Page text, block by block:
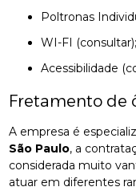
Poltronas
WI-FI (consultar);
Acessibilidade
Fretamento de
A empresa é
São Paulo, a
considerada muito
atuar em diferentes